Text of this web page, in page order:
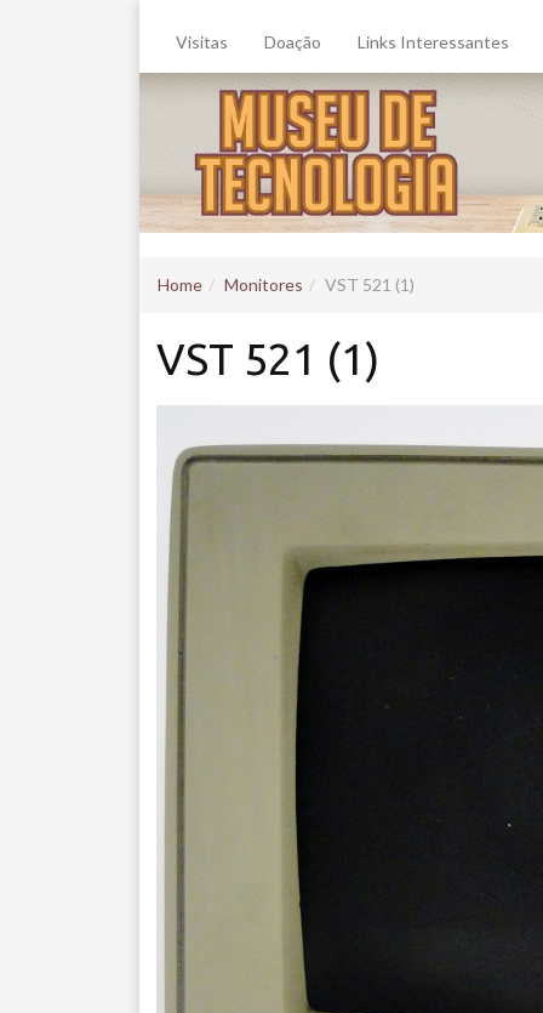
Visitas Doação Links Interessantes
Home Monitores VST 521 (1)
VST 521 (1)